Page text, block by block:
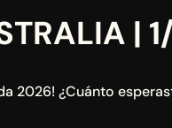
|
2026! ¿Cuánto